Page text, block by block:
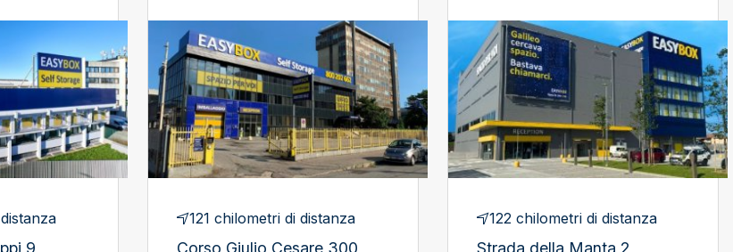
9
121 chilometri di distanza
Corso Giulio Cesare 300
122 chilometri di distanza
Strada della Manta 2